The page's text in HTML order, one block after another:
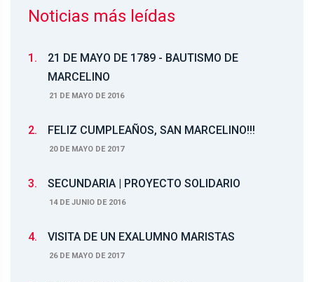
Noticias más leídas
1.
21 DE MAYO DE 1789 - BAUTISMO DE
MARCELINO
21 DE MAYO DE 2016
2. FELIZ CUMPLEAÑOS, SAN MARCELINO!!!
20 DE MAYO DE 2017
3. SECUNDARIA | PROYECTO SOLIDARIO
14 DE JUNIO DE 2016
4. VISITA DE UN EXALUMNO MARISTAS
26 DE MAYO DE 2017